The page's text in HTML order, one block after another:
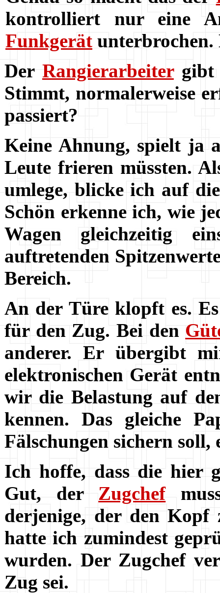
kontrolliert nur eine
Funkgerät unterbrochen.
Der Rangierarbeitergibt
Stimmt, normalerweise
passiert?
Keine Ahnung, spielt ja
Leute frieren müssten.
umlege, blicke ich auf
Schön erkenne ich, wie
Wagen gleichzeitig
auftretenden
Bereich.
An der Türe klopft es.
für den Zug. Bei den
anderer. Er übergibt
elektronischen Gerät
wir die Belastung auf
kennen. Das gleiche
Fälschungen sichern
Ich hoffe, dass die hier
Gut, der Zugchef
derjenige, der den
hatte ich zumindest
wurden. Der Zugchef
Zug sei.